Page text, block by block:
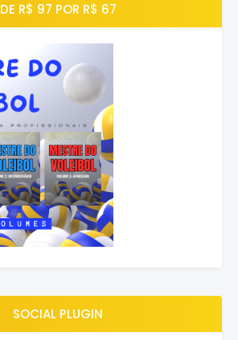
DE R$ 97 POR R$ 67
SOCIAL PLUGIN